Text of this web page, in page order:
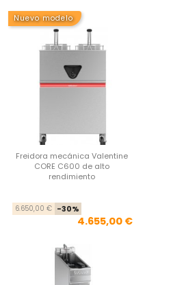
Nuevo modelo
Freidora mecánica Valentine
CORE C600 de alto
rendimiento
6.650,00 € -30%
4.655,00 €